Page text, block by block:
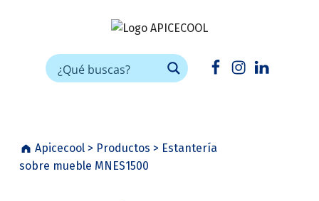
APICECOOL
Apicecool > Productos > Estantería
sobre mueble MNES1500